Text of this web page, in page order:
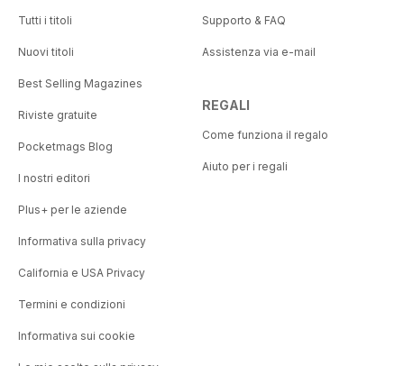
Tutti i titoli
Nuovi titoli
Best Selling Magazines
Riviste gratuite
Pocketmags Blog
I nostri editori
Plus+ per le aziende
Informativa sulla privacy
California e USA Privacy
Termini e condizioni
Informativa sui cookie
Supporto & FAQ
Assistenza via e-mail
REGALI
Come funziona il regalo
Aiuto per i regali